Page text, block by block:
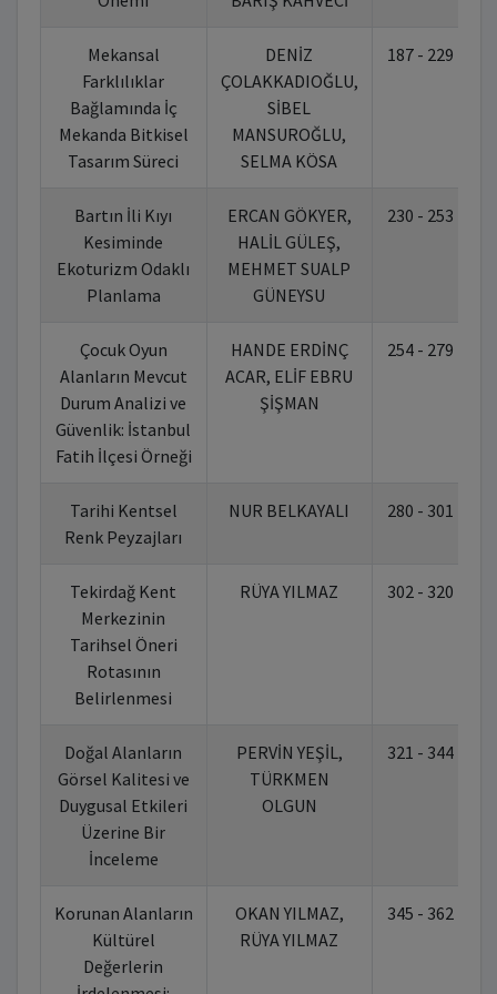
Mekansal
Farklılıklar
Bağlamında İç
Mekanda Bitkisel
Tasarım Süreci
DENİZ
ÇOLAKKADIOĞLU,
SİBEL
MANSUROĞLU,
SELMA KÖSA
187 - 229
Bartın İli Kıyı
Kesiminde
Ekoturizm Odaklı
Planlama
ERCAN GÖKYER,
HALİL GÜLEŞ,
MEHMET SUALP
GÜNEYSU
230 - 253
Çocuk Oyun
Alanların Mevcut
Durum Analizi ve
Güvenlik: İstanbul
Fatih İlçesi Örneği
HANDE ERDİNÇ
ACAR, ELİF EBRU
ŞİŞMAN
254 - 279
Tarihi Kentsel
Renk Peyzajları
NUR BELKAYALI 280 - 301
Tekirdağ Kent
Merkezinin
Tarihsel Öneri
Rotasının
Belirlenmesi
RÜYA YILMAZ 302 - 320
Doğal Alanların
Görsel Kalitesi ve
Duygusal Etkileri
Üzerine Bir
İnceleme
PERVİN YEŞİL,
TÜRKMEN
OLGUN
321 - 344
Korunan Alanların
Kültürel
Değerlerin
OKAN YILMAZ,
RÜYA YILMAZ
345 - 362